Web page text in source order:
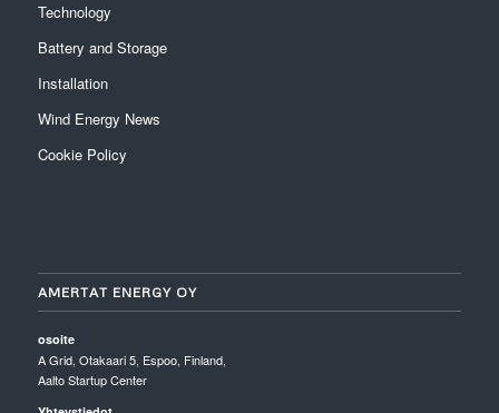
Technology
Battery and Storage
Installation
Wind Energy News
Cookie Policy
AMERTAT ENERGY OY
osoite
A Grid, Otakaari 5, Espoo, Finland,
Aalto Startup Center